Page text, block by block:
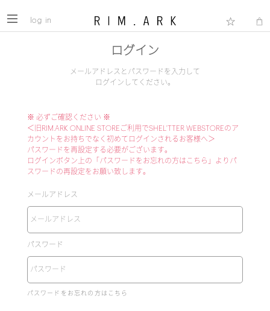
log in
ログイン
メールアドレスとパスワードを入力して
ログインしてください。
※ 必ずご確認ください ※
＜旧RIM.ARK ONLINE STOREご利用でSHEL'TTER WEBSTOREのア
カウントをお持ちでなく初めてログインされるお客様へ＞
パスワードを再設定する必要がございます。
ログインボタン上の「パスワードをお忘れの方はこちら」よりパ
スワードの再設定をお願い致します。
メールアドレス
パスワード
パスワードをお忘れの方はこちら